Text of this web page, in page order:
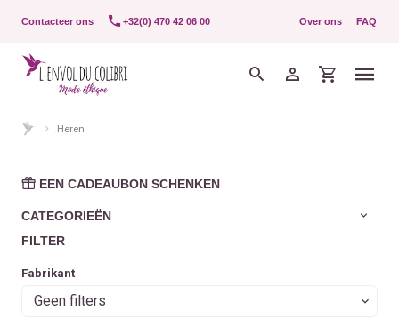
Contacteer ons +32(0) 470 42 06 00 Over ons FAQ
Heren
EEN CADEAUBON SCHENKEN
CATEGORIEËN
FILTER
Fabrikant
Geen filters